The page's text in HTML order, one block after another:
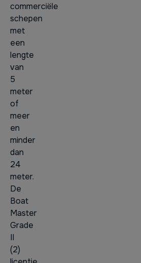
commerciële
schepen
met
een
lengte
van
5
meter
of
meer
en
minder
dan
24
meter.
De
Boat
Master
Grade
II
(2)